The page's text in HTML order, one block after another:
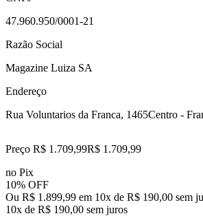
47.960.950/0001-21
Razão Social
Magazine Luiza SA
Endereço
Rua Voluntarios da Franca, 1465Centro -
Preço R$ 1.709,99R$ 1.709,99
no Pix
10% OFF
Ou R$ 1.899,99 em 10x de R$ 190,00 sem
10x de R$ 190,00 sem juros